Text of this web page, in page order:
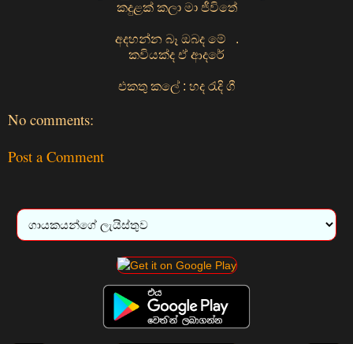
කදුළක් කලා මා ජීවිතේ
අදහන්න බෑ ඔබද මේ .
කවියක්ද ඒ ආදරේ
එකතු කලේ : හද රැදි ගී
No comments:
Post a Comment